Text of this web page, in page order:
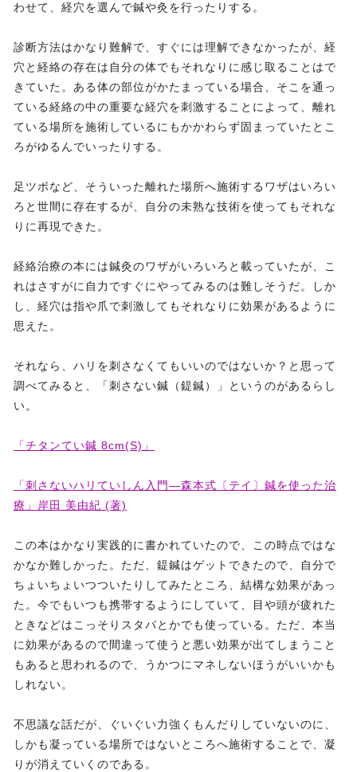
わせて、経穴を選んで鍼や灸を行ったりする。
診断方法はかなり難解で、すぐには理解できなかったが、経
穴と経絡の存在は自分の体でもそれなりに感じ取ることはで
きていた。ある体の部位がかたまっている場合、そこを通っ
ている経絡の中の重要な経穴を刺激することによって、離れ
ている場所を施術しているにもかかわらず固まっていたとこ
ろがゆるんでいったりする。
足ツボなど、そういった離れた場所へ施術するワザはいろい
ろと世間に存在するが、自分の未熟な技術を使ってもそれな
りに再現できた。
経絡治療の本には鍼灸のワザがいろいろと載っていたが、こ
れはさすがに自力ですぐにやってみるのは難しそうだ。しか
し、経穴は指や爪で刺激してもそれなりに効果があるように
思えた。
それなら、ハリを刺さなくてもいいのではないか？と思って
調べてみると、「刺さない鍼（鍉鍼）」というのがあるらし
い。
「チタンてい鍼 8cm(S)」
「刺さないハリていしん入門―森本式〔テイ〕鍼を使った治
療」岸田 美由紀 (著)
この本はかなり実践的に書かれていたので、この時点ではな
かなか難しかった。ただ、鍉鍼はゲットできたので、自分で
ちょいちょいつついたりしてみたところ、結構な効果があっ
た。今でもいつも携帯するようにしていて、目や頭が疲れた
ときなどはこっそりスタバとかでも使っている。ただ、本当
に効果があるので間違って使うと悪い効果が出てしまうこと
もあると思われるので、うかつにマネしないほうがいいかも
しれない。
不思議な話だが、ぐいぐい力強くもんだりしていないのに、
しかも凝っている場所ではないところへ施術することで、凝
りが消えていくのである。